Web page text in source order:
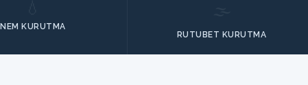
NEM KURUTMA
RUTUBET KURUTMA